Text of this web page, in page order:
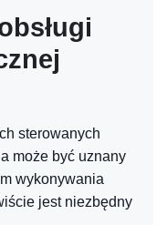
sterowanych
może być uznany
wykonywania
jest niezbędny